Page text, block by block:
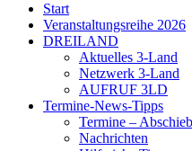
Start
Veranstaltungsreihe 2026
DREILAND
Aktuelles 3-Land
Netzwerk 3-Land
AUFRUF 3LD
Termine-News-Tipps
Termine –
Nachrichten